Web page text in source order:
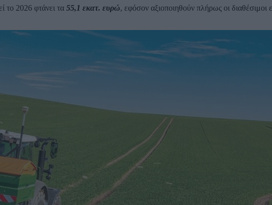
το 2026 φτάνει τα 55,1 εκατ. ευρώ, εφόσον αξιοποιηθούν πλήρως οι διαθέσιμοι